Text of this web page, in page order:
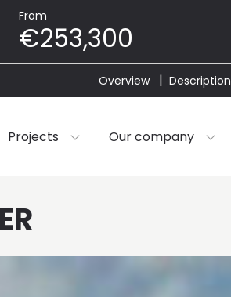
From
€253,300
Overview Description
Projects Our company